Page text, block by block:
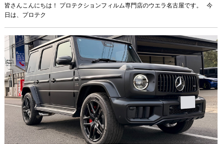
皆さんこんにちは！ プロテクションフィルム専門店のウエラ名古屋です。 今
日は、プロテク